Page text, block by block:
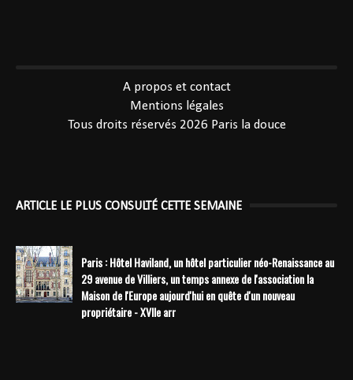
A propos et contact
Mentions légales
Tous droits réservés 2026 Paris la douce
ARTICLE LE PLUS CONSULTÉ CETTE SEMAINE
Paris : Hôtel Haviland, un hôtel particulier néo-Renaissance au
29 avenue de Villiers, un temps annexe de l'association la
Maison de l'Europe aujourd'hui en quête d'un nouveau
propriétaire - XVIIe arr